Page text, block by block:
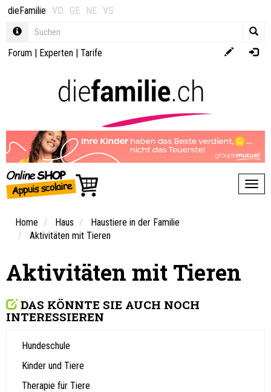
dieFamilie VD GE NE VS
Forum | Experten | Tarife
Home Haus
Haustiere in der Familie
Aktivitäten mit Tieren
Aktivitäten mit Tieren
DAS KÖNNTE SIE AUCH NOCH
INTERESSIEREN
Hundeschule
Kinder und Tiere
Therapie für Tiere